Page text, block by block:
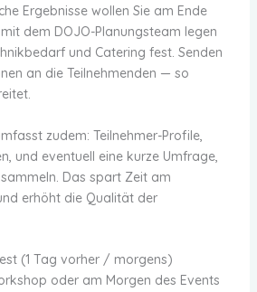
Ergebnisse wollen Sie am Ende
dem DOJO-Planungsteam legen
und Catering fest. Senden
an die Teilnehmenden — so
zudem: Teilnehmer-Profile,
und eventuell eine kurze Umfrage,
Das spart Zeit am
erhöht die Qualität der
(1 Tag vorher / morgens)
oder am Morgen des Events